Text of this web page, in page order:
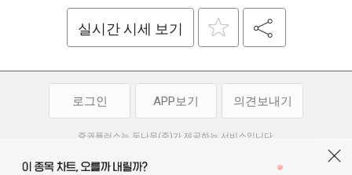
실시간 시세 보기
로그인 APP보기 의견보내기
증권플러스는 두나무(주)가 제공하는 서비스입니다.
투자 참고사항이며, 정보 제공 과정에서 오류나 지연이 발생할 수 있습니다.